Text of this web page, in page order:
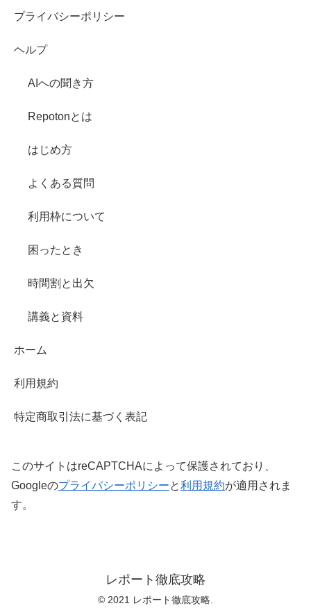
プライバシーポリシー
ヘルプ
AIへの聞き方
Repotonとは
はじめ方
よくある質問
利用枠について
困ったとき
時間割と出欠
講義と資料
ホーム
利用規約
特定商取引法に基づく表記
このサイトはreCAPTCHAによって保護されており、
Googleのプライバシーポリシーと利用規約が適用されま
す。
レポート徹底攻略
© 2021 レポート徹底攻略.